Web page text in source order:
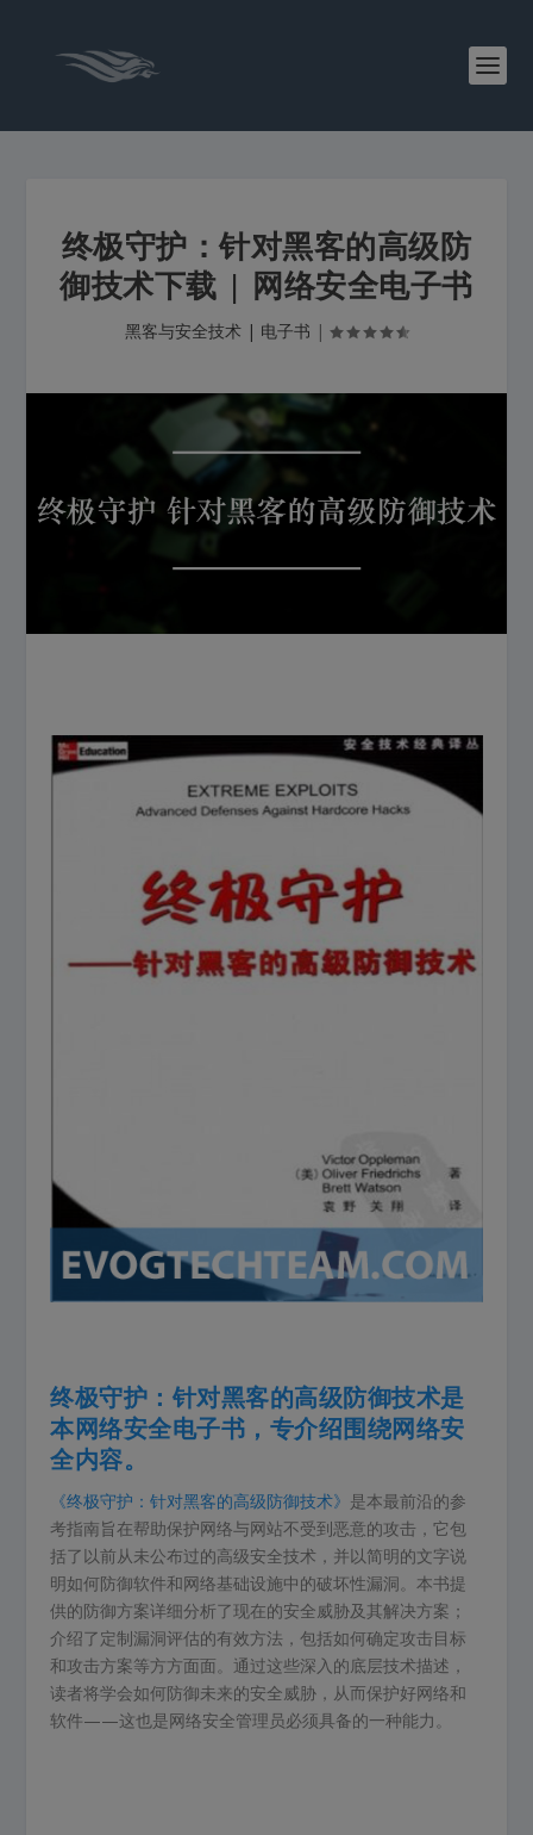
终极守护：针对黑客的高级防
御技术下载 | 网络安全电子书
黑客与安全技术 | 电子书 |
终极守护：针对黑客的高级防御技术是
本网络安全电子书，专介绍围绕网络安
全内容。
《终极守护：针对黑客的高级防御技术》 是本最前沿的参
考指南旨在帮助保护网络与网站不受到恶意的攻击，它包
括了以前从未公布过的高级安全技术，并以简明的文字说
明如何防御软件和网络基础设施中的破坏性漏洞。本书提
供的防御方案详细分析了现在的安全威胁及其解决方案；
介绍了定制漏洞评估的有效方法，包括如何确定攻击目标
和攻击方案等方方面面。通过这些深入的底层技术描述，
读者将学会如何防御未来的安全威胁，从而保护好网络和
软件——这也是网络安全管理员必须具备的一种能力。